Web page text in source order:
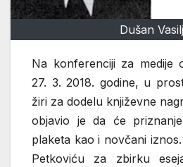
Dušan
Na konferenciji za medije
27. 3. 2018. godine, u
žiri za dodelu književne
objavio je da će
plaketa kao i novčani
Petkoviću za zbirku